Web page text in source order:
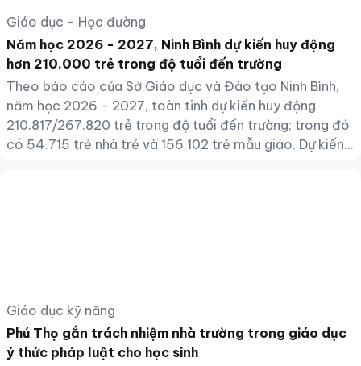
Giáo dục - Học đường
Năm học 2026 - 2027, Ninh Bình dự kiến huy động
hơn 210.000 trẻ trong độ tuổi đến trường
Theo báo cáo của Sở Giáo dục và Đào tạo Ninh Bình,
năm học 2026 - 2027, toàn tỉnh dự kiến huy động
210.817/267.820 trẻ trong độ tuổi đến trường; trong đó
có 54.715 trẻ nhà trẻ và 156.102 trẻ mẫu giáo. Dự kiến
Giáo dục kỹ năng
Phú Thọ gắn trách nhiệm nhà trường trong giáo dục
ý thức pháp luật cho học sinh